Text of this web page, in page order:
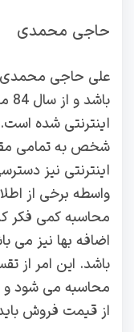
حاجی محمدی
علی حاجی محمدی
اینترنتی شده
شخص به تمامی
اینترنتی نیز
واسطه برخی از
محاسبه کمی فکر
اضافه بها نیز
باشد. این امر از
محاسبه می شود و
از قیمت فروش